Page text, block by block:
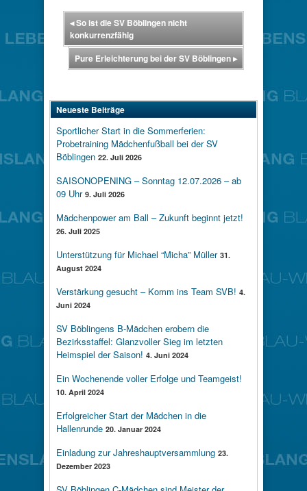
◂So ist die SV Böblingen nicht
konkurrenzfähig
Pure Erleichterung bei der SV Böblingen▸
Neueste Beiträge
Sportlicher Start in die Sommerferien:
Probetraining Mädchenfußball bei der SV
Böblingen 22. Juli 2026
SAISONOPENING – Sonntag 12.07.2026 – ab
09 Uhr 9. Juli 2026
Mädchenpower am Ball – Zukunft beginnt jetzt!
26. Juli 2025
Unterstützung für Michael “Micha” Müller 31.
August 2024
Verstärkung gesucht – Komm ins Team SVB! 4.
Juni 2024
SV Böblingens B-Mädchen erobern die
Bezirksstaffel: Glanzvoller Sieg im letzten
Heimspiel der Saison! 4. Juni 2024
Ein Wochenende voller Erfolge und Teamgeist!
10. April 2024
Erfolgreicher Start der Mädchen in die
Hallenrunde 20. Januar 2024
Einladung zur Jahreshauptversammlung 23.
Dezember 2023